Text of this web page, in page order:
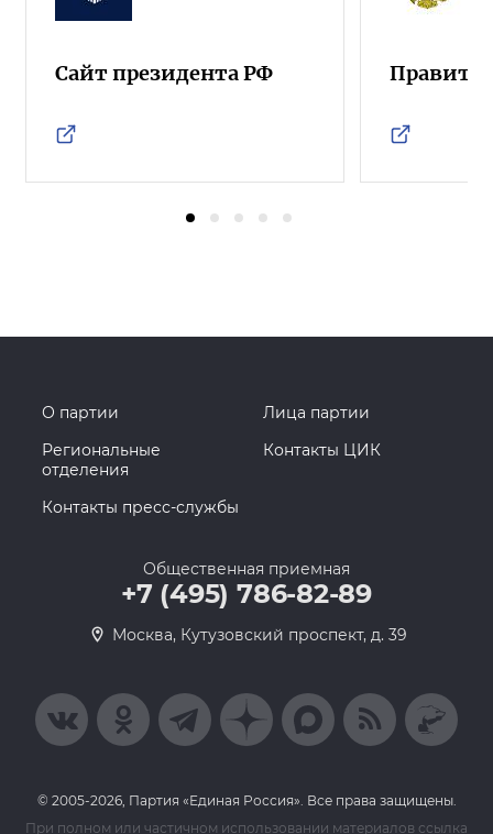
Сайт президента РФ
О партии
Лица партии
Региональные
отделения
Контакты ЦИК
Контакты пресс-службы
Общественная приемная
+7 (495) 786-82-89
Москва, Кутузовский проспект, д. 39
© 2005-2026, Партия «Единая Россия». Все права защищены.
При полном или частичном использовании материалов ссылка